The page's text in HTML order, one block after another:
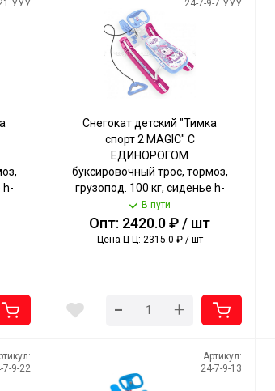
УУУ
h-
24-7-9-7 УУУ
Снегокат детский "Тимка
спорт 2 MAGIC" С
ЕДИНОРОГОМ
буксировочный трос, тормоз,
грузопод. 100 кг, сиденье h-
290 мм арт. ТС2-М/ЕР NIKA [1]
В пути
Опт: 2420.0 ₽ / шт
Цена Ц-Ц: 2315.0 ₽ / шт
- +
7-9-22
Артикул:
24-7-9-13